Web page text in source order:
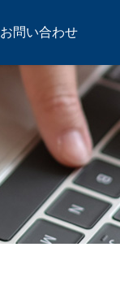
お問い合わせ